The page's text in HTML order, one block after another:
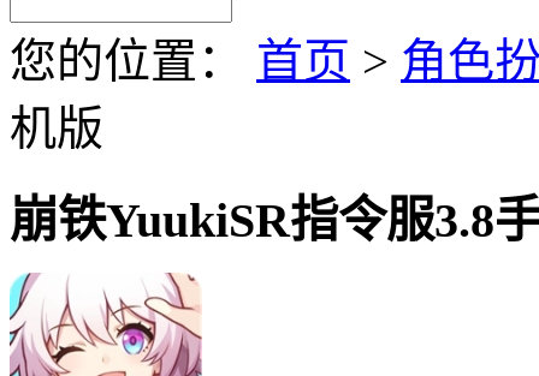
您的位置： 首页 > 角色
机版
崩铁YuukiSR指令服3.8